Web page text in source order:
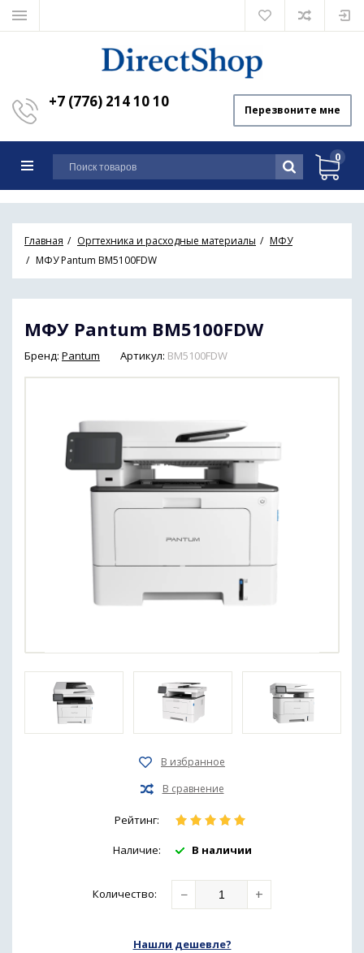
+7 (776) 214 10 10 Перезвоните мне
0
Главная Оргтехника и расходные материалы
МФУ
МФУ Pantum BM5100FDW
МФУ Pantum BM5100FDW
Бренд: Pantum Артикул: BM5100FDW
Рейтинг:
Наличие: В наличии
Количество: − +
Нашли дешевле?